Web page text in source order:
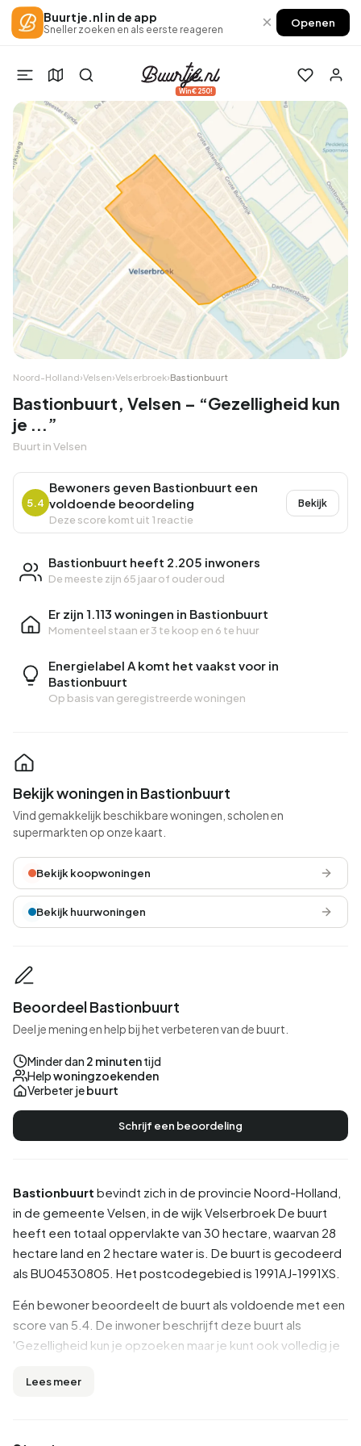
Buurtje.nl in de app
Sneller zoeken en als eerste reageren × Openen
Win €250!
Noord-Holland›Velsen›Velserbroek›Bastionbuurt
Bastionbuurt, Velsen – “Gezelligheid kun
je ...”
Buurt in Velsen
5.4
Bewoners geven Bastionbuurt een
voldoende beoordeling
Deze score komt uit 1 reactie
Bekijk
Bastionbuurt heeft 2.205 inwoners
De meeste zijn 65 jaar of ouder oud
Er zijn 1.113 woningen in Bastionbuurt
Momenteel staan er3 te koop en 6 te huur
Energielabel A komt het vaakst voor in
Bastionbuurt
Op basis van geregistreerde woningen
Bastionbuurt bevindt zich in de provincie Noord-Holland
in de gemeente Velsen , in de wijkVelserbroekDe buurt
heeft een totaal oppervlakte van 30 hectare, waarvan 28
hectare land en 2 hectare water is. De buurt is gecodeerd
als BU04530805. Het postcodegebied is 1991AJ-1991XS.
Eén bewoner beoordeelt de buurt als voldoende met een
score van 5.4. De inwoner beschrijft deze buurt als
'Gezelligheid kun je opzoeken maar je kunt ook volledig je
beoordelingen zijn er nog geen duidelijke trends zichtbaar
Lees meer
Bekijk woningen in Bastionbuurt
Vind gemakkelijk beschikbare woningen, scholen en
supermarkten op onze kaart.
Bekijk koopwoningen
Bekijk huurwoningen
Beoordeel Bastionbuurt
Deel je mening en help bij het verbeteren van de buurt.
Minder dan 2 minutentijd
Helpwoningzoekenden
Verbeter jebuurt
Schrijf een beoordeling